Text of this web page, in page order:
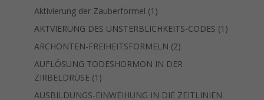
Produkt
Aktivierung der Zauberformel 1 1
Produkt
AKTVIERUNG DES UNSTERBLICHKEITS-CODES 1 1
ARCHONTEN-FREIHEITSFORMELN 22
Produkte
AUFLÖSUNG TODESHORMON IN DER
ZIRBELDRÜSE 1 1
Produkt
AUSBILDUNGS-EINWEIHUNG IN DIE ZEITLINIEN